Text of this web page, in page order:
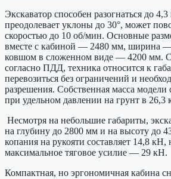
Экскаватор способен разогнаться до
преодолевает уклоны до 30°, может
скоростью до 10 об/мин. Основные
вместе с кабиной — 2480 мм, ширина
ковшом в сложенном виде — 4200 мм.
согласно ПДД, техника относится к
перевозиться без ограничений и
разрешения. Собственная масса модели
при удельном давлении на грунт в 26,3
Несмотря на небольшие габариты,
на глубину до 2800 мм и на высоту до
копания на рукояти составляет 14,8
максимальное тяговое усилие — 29 кН.
Компактная, но эргономичная кабина